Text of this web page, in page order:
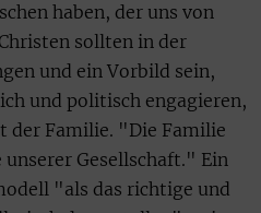
haben, der uns von
sollten in der
und ein Vorbild sein,
und politisch engagieren,
der Familie. "Die Familie
Gesellschaft." Ein
"als das richtige und